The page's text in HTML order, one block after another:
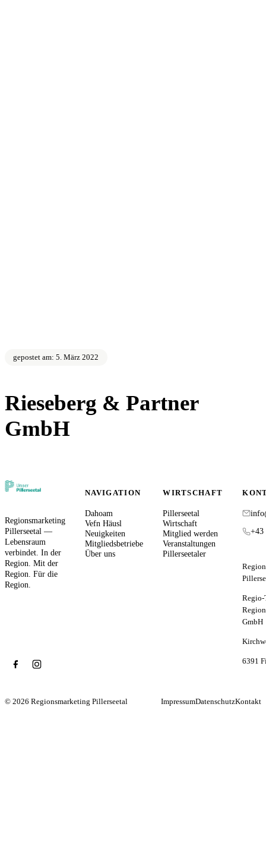
gepostet am: 5. März 2022
Rieseberg & Partner
GmbH
Regionsmarketing
Pillerseetal —
Lebensraum
verbindet. In der
Region. Mit der
Region. Für die
Region.
NAVIGATION
Dahoam
Vefn Häusl
Neuigkeiten
Mitgliedsbetriebe
Über uns
WIRTSCHAFT
Pillerseetal
Wirtschaft
Mitglied werden
Veranstaltungen
Pillerseetaler
+43
Regio-
GmbH
6391
© 2026 Regionsmarketing Pillerseetal ImpressumDatenschutzKontakt